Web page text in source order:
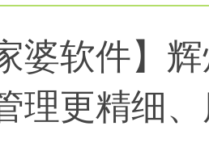
婆软件】
理更精细